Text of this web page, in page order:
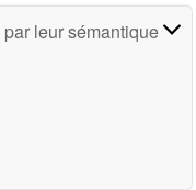
par leur sémantique